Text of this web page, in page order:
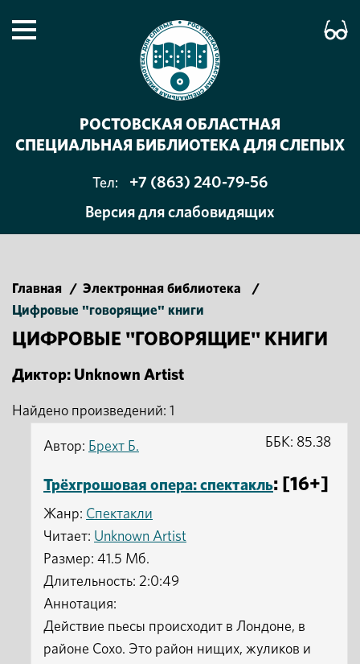
РОСТОВСКАЯ ОБЛАСТНАЯ
СПЕЦИАЛЬНАЯ БИБЛИОТЕКА ДЛЯ СЛЕПЫХ
Тел:
+7 (863) 240-79-56
Версия для слабовидящих
Главная / Электронная библиотека
/
Цифровые "говорящие" книги
ЦИФРОВЫЕ "ГОВОРЯЩИЕ" КНИГИ
Диктор: Unknown Artist
Найдено произведений: 1
Автор: Брехт Б.
Трёхгрошовая опера: спектакль: [16+]
Жанр: Спектакли
Читает: Unknown Artist
ББК: 85.38
Размер: 41.5 Мб.
Длительность: 2:0:49
Аннотация:
Действие пьесы происходит в Лондоне, в
районе Сохо. Это район нищих, жуликов и